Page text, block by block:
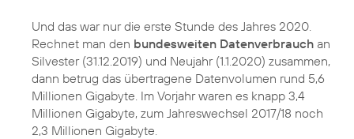
Und das war nur die erste Stunde des Jahres 2020.
Rechnet man den bundesweiten Datenverbrauch an
Silvester (31.12.2019) und Neujahr (1.1.2020) zusammen,
dann betrug das übertragene Datenvolumen rund 5,6
Millionen Gigabyte. Im Vorjahr waren es knapp 3,4
Millionen Gigabyte, zum Jahreswechsel 2017/18 noch
2,3 Millionen Gigabyte.